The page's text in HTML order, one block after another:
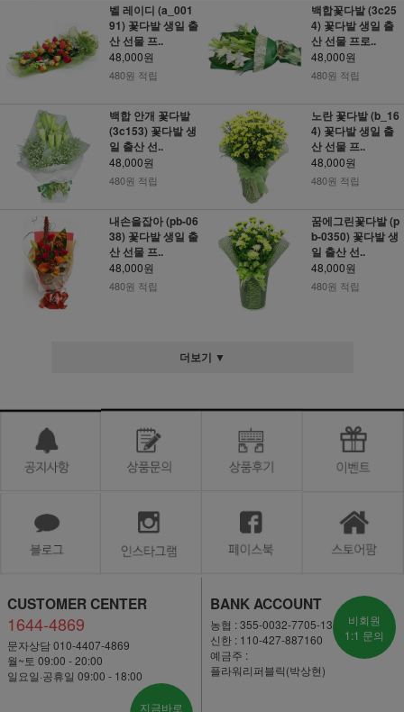
벨 레이디 (a_001
91) 꽃다발 생일 출
산 선물 프..
48,000원
480원 적립
백합꽃다발 (3c25
4) 꽃다발 생일 출
산 선물 프로..
48,000원
480원 적립
백합 안개 꽃다발
(3c153) 꽃다발 생
일 출산 선..
48,000원
480원 적립
노란 꽃다발 (b_16
4) 꽃다발 생일 출
산 선물 프..
48,000원
480원 적립
내손을잡아 (pb-06
38) 꽃다발 생일 출
산 선물 프..
48,000원
480원 적립
꿈에그린꽃다발 (p
b-0350) 꽃다발 생
일 출산 선..
48,000원
480원 적립
더보기 ▼
CUSTOMER CENTER
1644-4869
문자상담 010-4407-4869
월~토 09:00 - 20:00
일요일·공휴일 09:00 - 18:00
지금바로
BANK ACCOUNT
농협 : 355-0032-7705-13
신한 : 110-427-887160
예금주 :
플라워리퍼블릭(박상현)
비회원
1:1 문의